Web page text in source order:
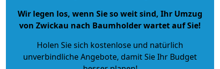
Wir legen los, wenn Sie so weit sind, Ihr Umzug
von Zwickau nach Baumholder wartet auf Sie!
Holen Sie sich kostenlose und natürlich
unverbindliche Angebote, damit Sie Ihr Budget